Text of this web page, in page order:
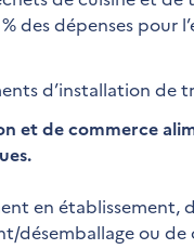
dépenses pour
d’installation
et de commerce
en établissement,
désemballage ou